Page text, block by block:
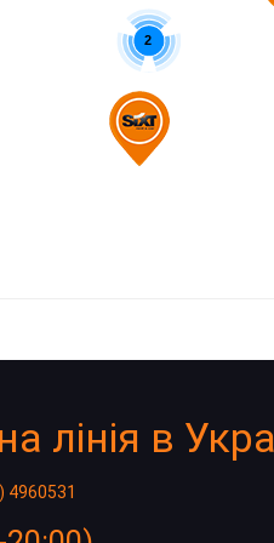
2
лінія в
4960531